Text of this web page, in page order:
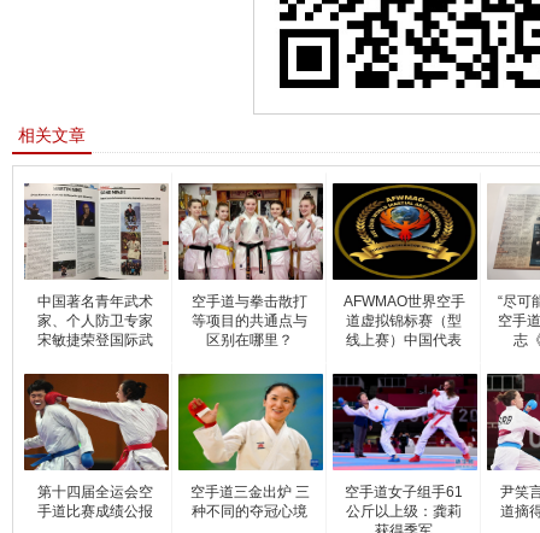
相关文章
中国著名青年武术
家、个人防卫专家
宋敏捷荣登国际武
空手道与拳击散打
等项目的共通点与
区别在哪里？
AFWMAO世界空手
道虚拟锦标赛（型
线上赛）中国代表
“尽可
空手
志
第十四届全运会空
手道比赛成绩公报
空手道三金出炉 三
种不同的夺冠心境
空手道女子组手61
公斤以上级：龚莉
尹笑
道摘